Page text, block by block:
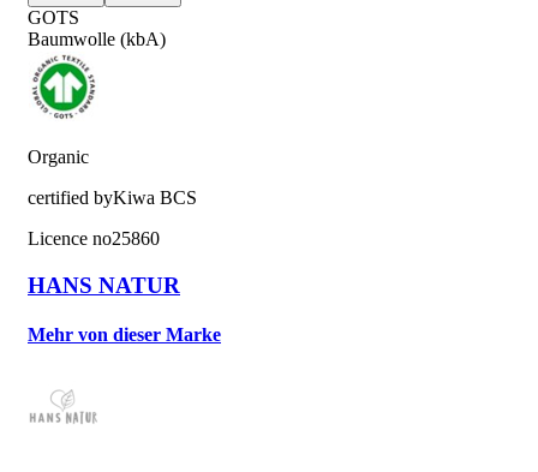
GOTS
Baumwolle (kbA)
Organic
certified byKiwa BCS
Licence no25860
HANS NATUR
Mehr von dieser Marke